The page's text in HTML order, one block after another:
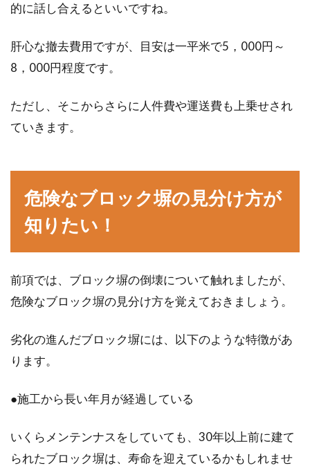
的に話し合えるといいですね。
肝心な撤去費用ですが、目安は一平米で5，000円～
8，000円程度です。
ただし、そこからさらに人件費や運送費も上乗せされ
ていきます。
危険なブロック塀の見分け方が
知りたい！
前項では、ブロック塀の倒壊について触れましたが、
危険なブロック塀の見分け方を覚えておきましょう。
劣化の進んだブロック塀には、以下のような特徴があ
ります。
●施工から長い年月が経過している
いくらメンテンナスをしていても、30年以上前に建て
られたブロック塀は、寿命を迎えているかもしれませ